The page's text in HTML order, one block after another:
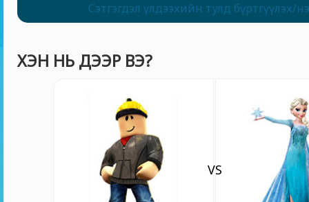
Сэтгэгдэл үлдээхийн тулд бүртгүүлэх/
ХЭН НЬ ДЭЭР ВЭ?
VS